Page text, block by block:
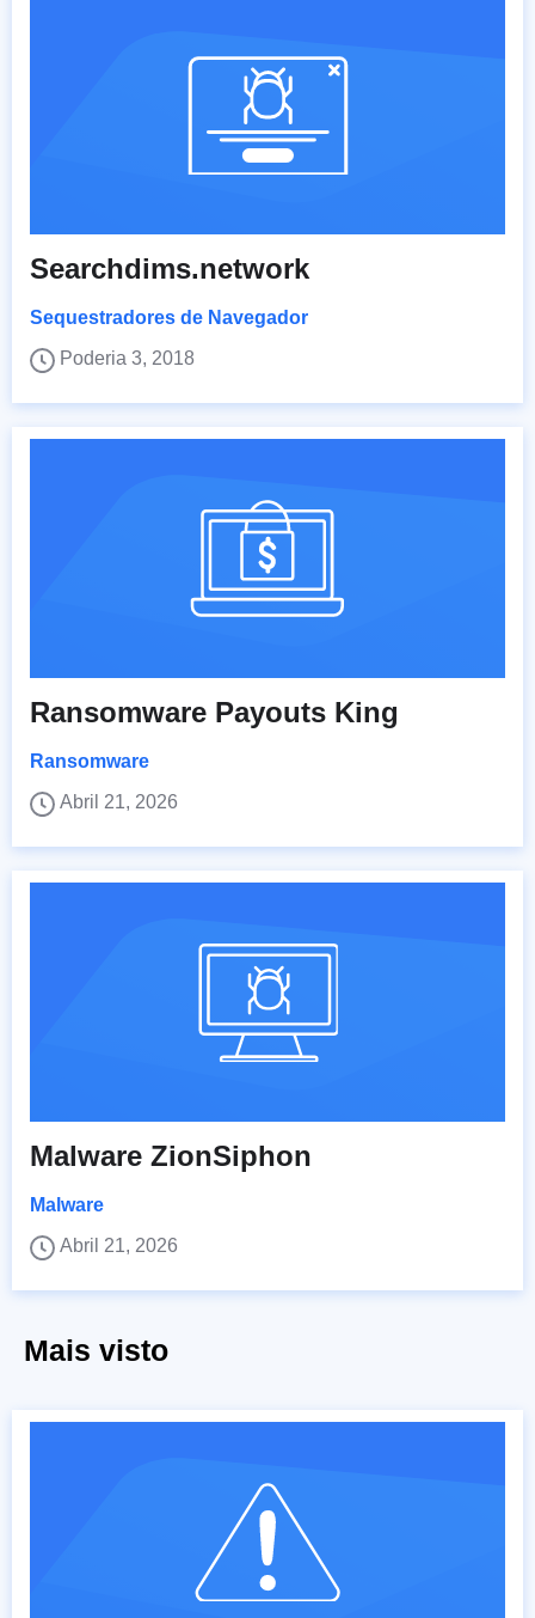
Searchdims.network
Sequestradores de Navegador
Poderia 3, 2018
Ransomware Payouts King
Ransomware
Abril 21, 2026
Malware ZionSiphon
Malware
Abril 21, 2026
Mais visto